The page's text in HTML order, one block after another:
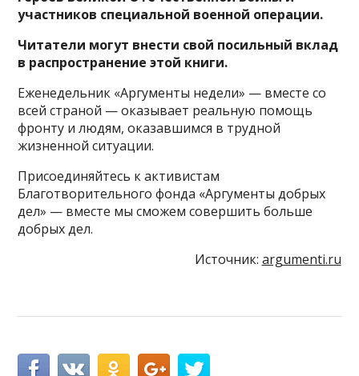
участников специальной военной операции.
Читатели могут внести свой посильный вклад
в распространение этой книги.
Еженедельник «Аргументы недели» — вместе со
всей страной — оказывает реальную помощь
фронту и людям, оказавшимся в трудной
жизненной ситуации.
Присоединяйтесь к активистам
Благотворительного фонда «Аргументы добрых
дел» — вместе мы сможем совершить больше
добрых дел.
Источник: argumenti.ru